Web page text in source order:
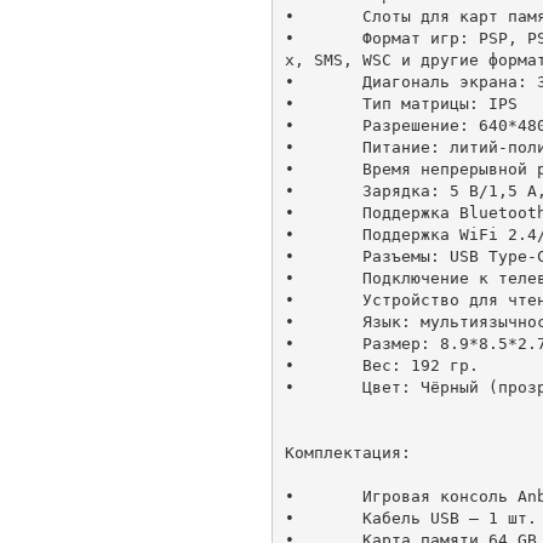
•	Слоты для карт памяти: MicroSD (до 512 Gb.)
•	Формат игр: PSP, PS1, N64, DC, NDS, ARCADE, GBA, GBC, GB, SFC, FC, MAME, MD, GG, PCE, NGPC, SEGA 32
x, SMS, WSC и другие
•	Диагональ экрана: 3.5 дюйма
•	Тип матрицы: IPS
•	Разрешение: 640*480
•	Питание: литий-полимерный аккумулятор (3300 mAh)
•	Время непрерывной работы: ~ 8 часов
•	Зарядка: 5 В/1,5 А, поддержка зарядного устройства C2C
•	Поддержка Bluetooth 4.2: +
•	Поддержка WiFi 2.4/5 G: +
•	Разъемы: USB Type-C
•	Подключение к телевизору (HDMI): +
•	Устройство для чтения электронных книг: поддерживает формат txt
•	Язык: мультиязычность
•	Размер: 8.9*8.5*2.7
•	Вес: 192 гр.
•	Цвет: Чёрный (прозрачный)
Комплектация:
•	Игровая консоль Anbernic RG35XXSP – 1 шт.
•	Кабель USB – 1 шт.